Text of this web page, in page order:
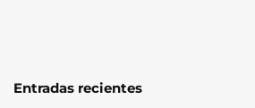
Entradas recientes